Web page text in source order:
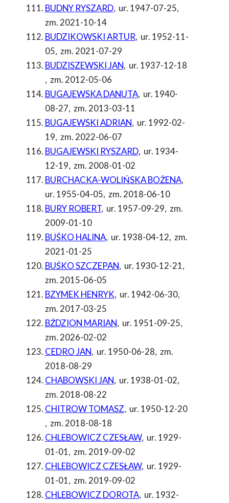
BUDNY RYSZARD, ur. 1947-07-25,
zm. 2021-10-14
BUDZIKOWSKI ARTUR, ur. 1952-11-
05, zm. 2021-07-29
BUDZISZEWSKI JAN, ur. 1937-12-18
, zm. 2012-05-06
BUGAJEWSKA DANUTA, ur. 1940-
08-27, zm. 2013-03-11
BUGAJEWSKI ADRIAN, ur. 1992-02-
19, zm. 2022-06-07
BUGAJEWSKI RYSZARD, ur. 1934-
12-19, zm. 2008-01-02
BURCHACKA-WOLIŃSKA BOŻENA,
ur. 1955-04-05, zm. 2018-06-10
BURY ROBERT, ur. 1957-09-29, zm.
2009-01-10
BUŚKO HALINA, ur. 1938-04-12, zm.
2021-01-25
BUŚKO SZCZEPAN, ur. 1930-12-21,
zm. 2015-06-05
BZYMEK HENRYK, ur. 1942-06-30,
zm. 2017-03-25
BŹDZION MARIAN, ur. 1951-09-25,
zm. 2026-02-02
CEDRO JAN, ur. 1950-06-28, zm.
2018-08-29
CHABOWSKI JAN, ur. 1938-01-02,
zm. 2018-08-22
CHITROW TOMASZ, ur. 1950-12-20
, zm. 2018-08-18
CHLEBOWICZ CZESŁAW, ur. 1929-
01-01, zm. 2019-09-02
CHLEBOWICZ CZESŁAW, ur. 1929-
01-01, zm. 2019-09-02
CHLEBOWICZ DOROTA, ur. 1932-